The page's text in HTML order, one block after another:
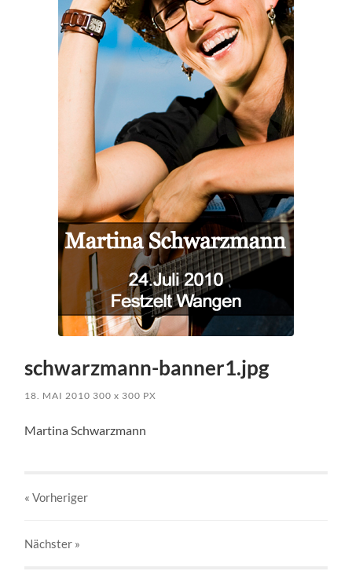
schwarzmann-banner1.jpg
18. MAI 2010 300x 300 PX
Martina Schwarzmann
« Vorheriger
Nächster »